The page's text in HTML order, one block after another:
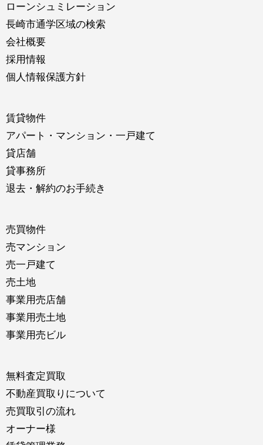
ローンシュミレーション
長崎市通学区域の検索
会社概要
採用情報
個人情報保護方針
賃貸物件
アパート・マンション・一戸建て
貸店舗
貸事務所
退去・解約のお手続き
売買物件
売マンション
売一戸建て
売土地
事業用売店舗
事業用売土地
事業用売ビル
無料査定買取
不動産買取りについて
売買取引の流れ
オーナー様